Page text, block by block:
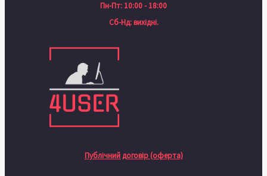
Пн-Пт: 10:00 - 18:00
Сб-Нд: вихідні.
Публічний договір (оферта)